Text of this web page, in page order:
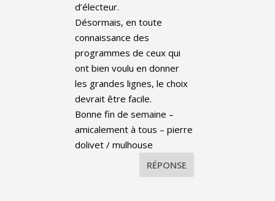
d’électeur.
Désormais, en toute
connaissance des
programmes de ceux qui
ont bien voulu en donner
les grandes lignes, le choix
devrait être facile.
Bonne fin de semaine –
amicalement à tous – pierre
dolivet / mulhouse
RÉPONSE